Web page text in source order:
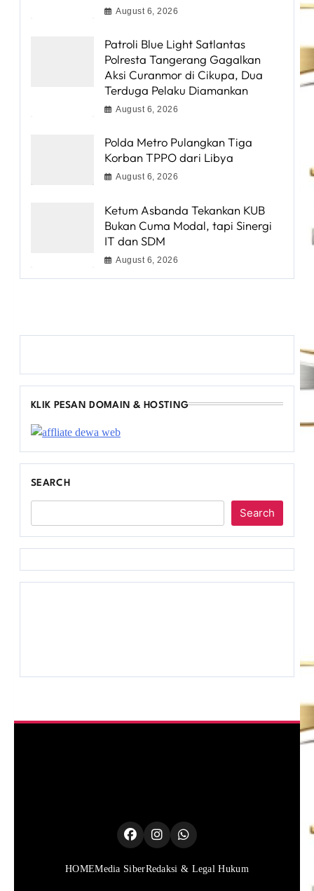
August 6, 2026
Patroli Blue Light Satlantas
Polresta Tangerang Gagalkan
Aksi Curanmor di Cikupa, Dua
Terduga Pelaku Diamankan
August 6, 2026
Polda Metro Pulangkan Tiga
Korban TPPO dari Libya
August 6, 2026
Ketum Asbanda Tekankan KUB
Bukan Cuma Modal, tapi Sinergi
IT dan SDM
August 6, 2026
KLIK PESAN DOMAIN & HOSTING
SEARCH
Search
HOMEMedia SiberRedaksi & Legal Hukum